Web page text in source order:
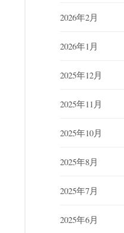
2026年2月
2026年1月
2025年12月
2025年11月
2025年10月
2025年8月
2025年7月
2025年6月